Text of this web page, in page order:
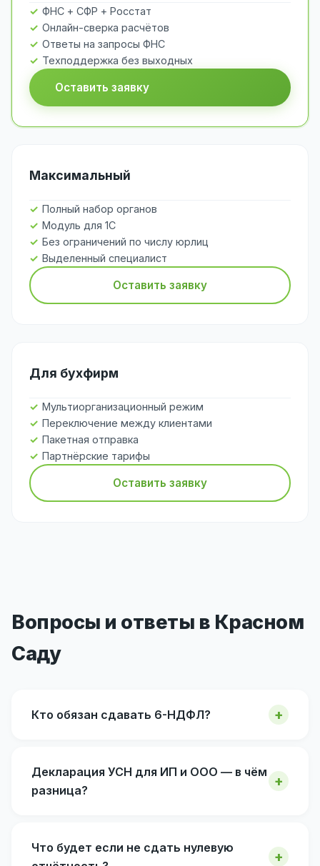
ФНС + СФР + Росстат
Онлайн-сверка расчётов
Ответы на запросы ФНС
Техподдержка без выходных
Оставить заявку
Максимальный
Полный набор органов
Модуль для 1С
Без ограничений по числу юрлиц
Выделенный специалист
Оставить заявку
Для бухфирм
Мультиорганизационный режим
Переключение между клиентами
Пакетная отправка
Партнёрские тарифы
Оставить заявку
Вопросы и ответы в Красном
Саду
Кто обязан сдавать 6-НДФЛ?
Декларация УСН для ИП и ООО — в чём
разница?
Что будет если не сдать нулевую